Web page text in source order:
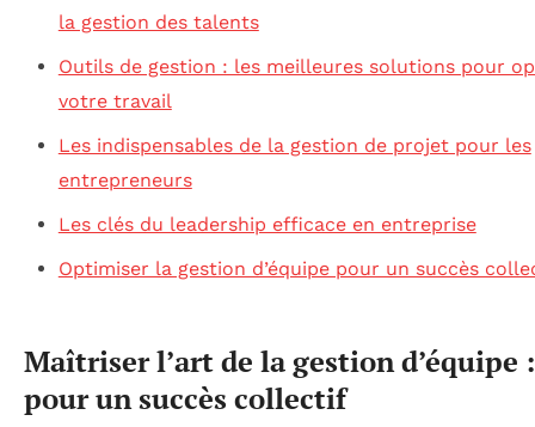
la gestion des talents
Outils de gestion : les meilleures solutions pour
votre travail
Les indispensables de la gestion de projet pour les
entrepreneurs
Les clés du leadership efficace en entreprise
Optimiser la gestion d’équipe pour un succès
Maîtriser l’art de la gestion d’équipe
pour un succès collectif